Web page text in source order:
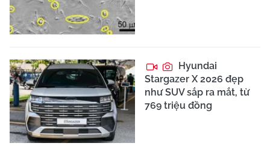
Hyundai
Stargazer X 2026 đẹp
như SUV sắp ra mắt, từ
769 triệu đồng